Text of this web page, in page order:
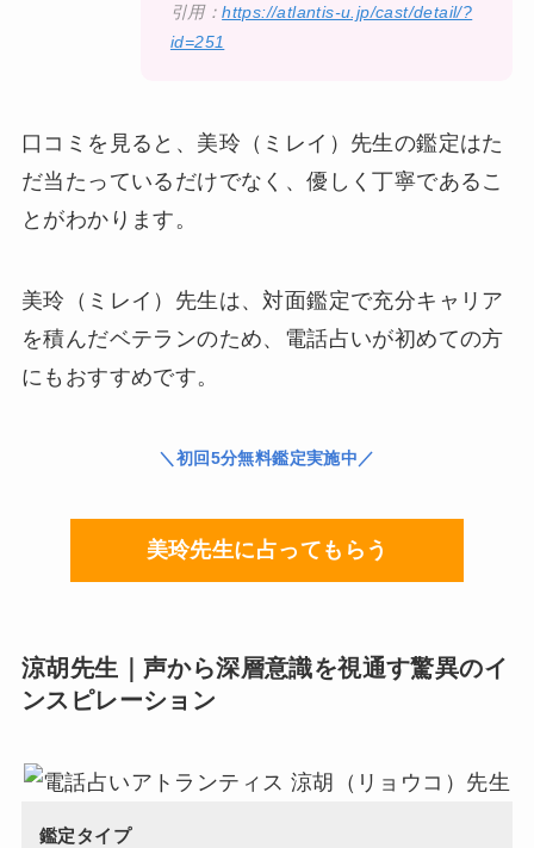
引用：https://atlantis-u.jp/cast/detail/?
id=251
口コミを見ると、美玲（ミレイ）先生の鑑定はた
だ当たっているだけでなく、優しく丁寧である こ
とがわかります。
美玲（ミレイ）先生は、対面鑑定で充分キャリア
を積んだベテランのため、電話占いが初めての方
にもおすすめです。
＼初回5分無料鑑定実施中／
美玲先生に占ってもらう
涼胡先生｜声から深層意識を視通す驚異のイ
ンスピレーション
鑑定タイプ